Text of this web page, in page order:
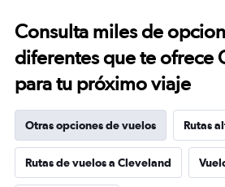
Consulta miles de
diferentes que te ofrece
para tu próximo viaje
Otras opciones de vuelos Rutas
Rutas de vuelos a Cleveland